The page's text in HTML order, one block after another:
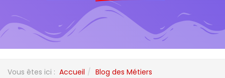
Vous êtes ici : Accueil
Blog des Métiers